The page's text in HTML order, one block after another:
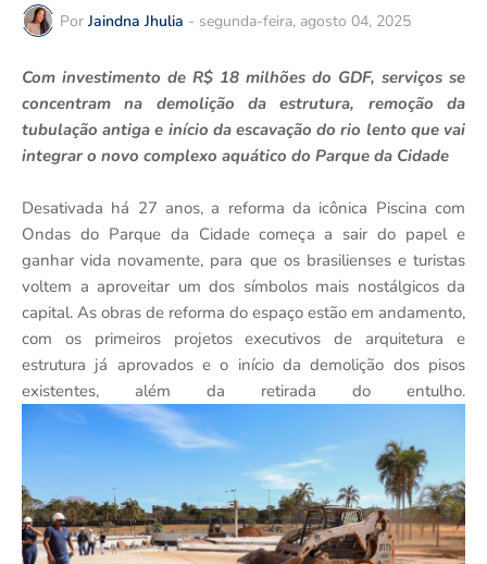
Por Jaindna Jhulia - segunda-feira, agosto 04, 2025
Com investimento de R$ 18 milhões do GDF, serviços se
concentram na demolição da estrutura, remoção da
tubulação antiga e início da escavação do rio lento que vai
integrar o novo complexo aquático do Parque da Cidade
Desativada há 27 anos, a reforma da icônica Piscina com
Ondas do Parque da Cidade começa a sair do papel e
ganhar vida novamente, para que os brasilienses e turistas
voltem a aproveitar um dos símbolos mais nostálgicos da
capital. As obras de reforma do espaço estão em andamento,
com os primeiros projetos executivos de arquitetura e
estrutura já aprovados e o início da demolição dos pisos
existentes, além da retirada do entulho.